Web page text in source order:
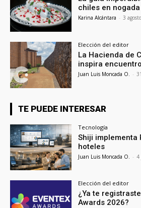
chiles en nogada
Karina Alcántara - 3
Elección del editor
La Hacienda de
inspira
Juan Luis Moncada O. -
TE PUEDE INTERESAR
Tecnología
Shiji implementa
hoteles
Juan Luis Moncada O. - 4
Elección del editor
¿Ya te
Awards 2026?